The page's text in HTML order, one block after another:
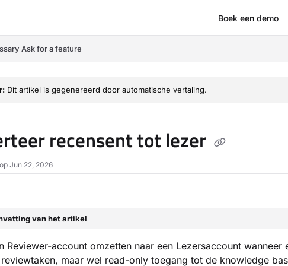
Boek een demo
Ask for a feature
Dit artikel is gegenereerd door automatische vertaling.
recensent tot lezer
Jun 22, 2026
van het artikel
Reviewer-account omzetten naar een Lezersaccount
maar wel read-only toegang tot de knowledge